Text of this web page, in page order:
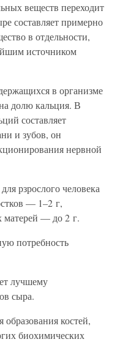
веществ переходит
составляет примерно
в отдельности,
источником
в организме
долю кальция. В
составляет
и зубов, он
нервной
рзрослого человека
— 1–2 г,
— до 2 г.
потребность
лучшему
сыра.
костей,
биохимических